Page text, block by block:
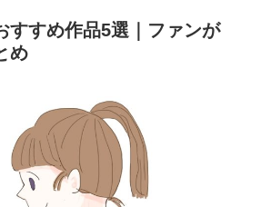
すすめ作品5選｜ファンが
め